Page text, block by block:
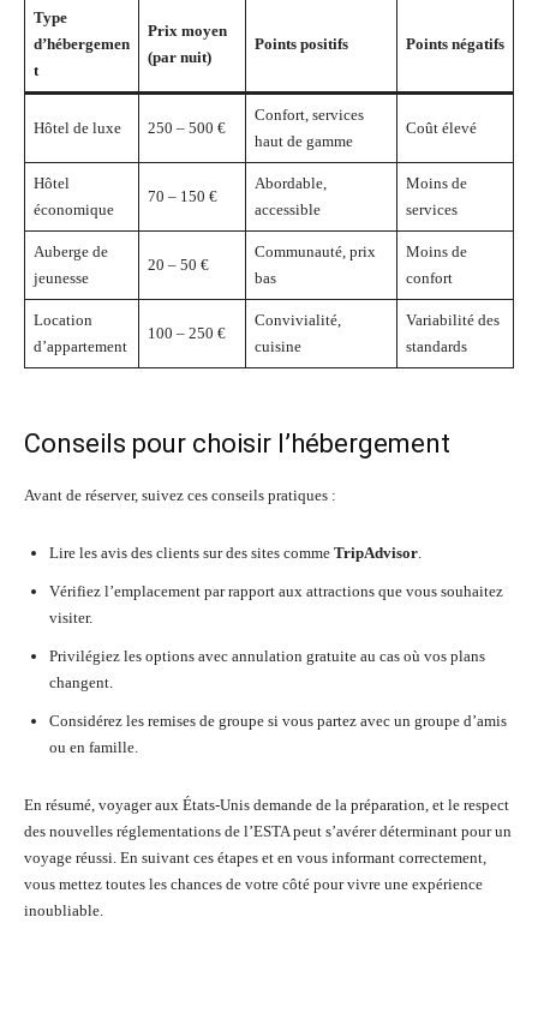
Type
d’hébergemen
t
Prix moyen
(par nuit)
Points positifs Points négatifs
Hôtel de luxe 250 – 500 €
Confort, services
haut de gamme
Coût élevé
Hôtel
économique
70 – 150 €
Abordable,
accessible
Moins de
services
Auberge de
jeunesse
20 – 50 €
Communauté, prix
bas
Moins de
confort
Location
d’appartement
100 – 250 €
Convivialité,
cuisine
Variabilité des
standards
Conseils pour choisir l’hébergement
Avant de réserver, suivez ces conseils pratiques :
Lire les avis des clients sur des sites comme TripAdvisor.
Vérifiez l’emplacement par rapport aux attractions que vous souhaitez
visiter.
Privilégiez les options avec annulation gratuite au cas où vos plans
changent.
Considérez les remises de groupe si vous partez avec un groupe d’amis
ou en famille.
En résumé, voyager aux États-Unis demande de la préparation, et le respect
des nouvelles réglementations de l’ESTA peut s’avérer déterminant pour un
voyage réussi. En suivant ces étapes et en vous informant correctement,
vous mettez toutes les chances de votre côté pour vivre une expérience
inoubliable.